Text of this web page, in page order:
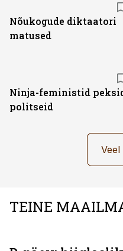
Nõukogude diktaatori
matused
Ninja-feministid
politseid
TEINE